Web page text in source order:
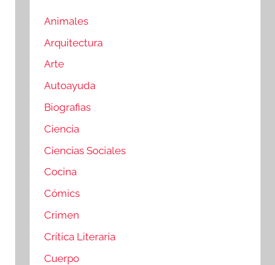
Animales
Arquitectura
Arte
Autoayuda
Biografias
Ciencia
Ciencias Sociales
Cocina
Cómics
Crimen
Crítica Literaria
Cuerpo